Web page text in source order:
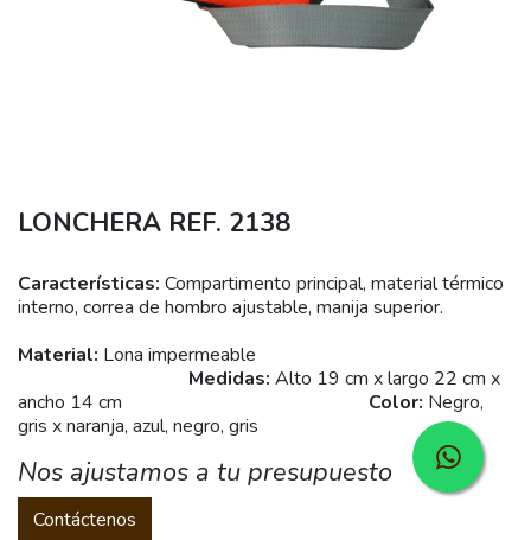
LONCHERA REF. 2138
Características: Compartimento principal, material térmico
interno, correa de hombro ajustable, manija superior.
Material: Lona impermeable
Medidas: Alto 19 cm x largo 22 cm x
ancho 14 cm Color: Negro,
gris x naranja, azul, negro, gris
Nos ajustamos a tu presupuesto
Contáctenos